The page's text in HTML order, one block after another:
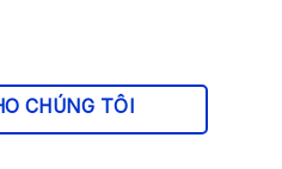
CHÚNG TÔI